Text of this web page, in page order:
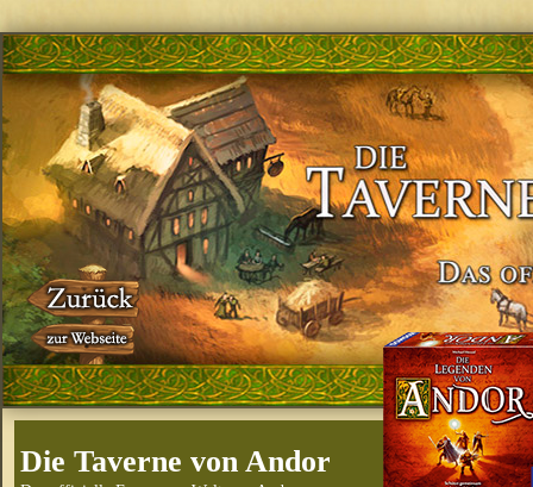
Die Taverne von Andor